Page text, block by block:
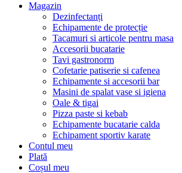
Magazin
Dezinfectanți
Echipamente de protecție
Tacamuri si articole pentru masa
Accesorii bucatarie
Tavi gastronorm
Cofetarie patiserie si cafenea
Echipamente si accesorii bar
Masini de spalat vase si igiena
Oale & tigai
Pizza paste si kebab
Echipamente bucatarie calda
Echipament sportiv karate
Contul meu
Plată
Coșul meu